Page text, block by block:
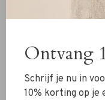
New Arrivals
Shoes
Jewelry
Ontvang
Schrijf je nu in
10% korting op je